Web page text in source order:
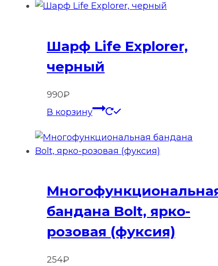
Шарф Life Explorer,
черный
990₽
В корзину
бандана Bolt, ярко-
розовая (фуксия)
254₽